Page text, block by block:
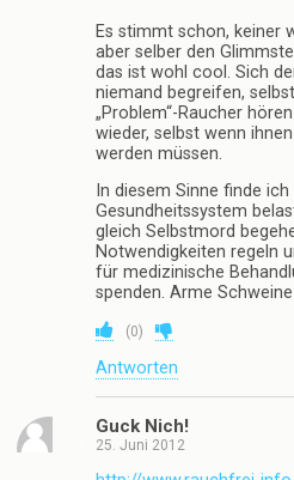
(0)
Antworten
.,-
24. Juni 2012
(0)
Antworten
schenie
24. Juni 2012
Knochenkotzer ist hier
durchblickt!
(0)